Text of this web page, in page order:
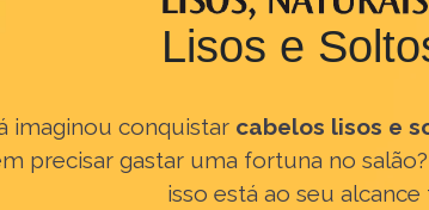
Lisos e
Já imaginou conquistarcabelos lisos
sem precisar gastar uma fortuna no